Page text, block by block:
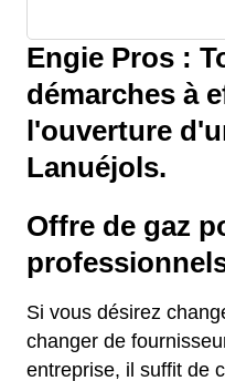
Engie Pros :
démarches à
l'ouverture
Lanuéjols.
Offre de gaz
Si vous désirez
changer de
entreprise, il suffit de